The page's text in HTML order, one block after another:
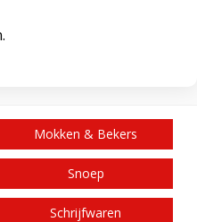
Mokken & Bekers
Snoep
Schrijfwaren